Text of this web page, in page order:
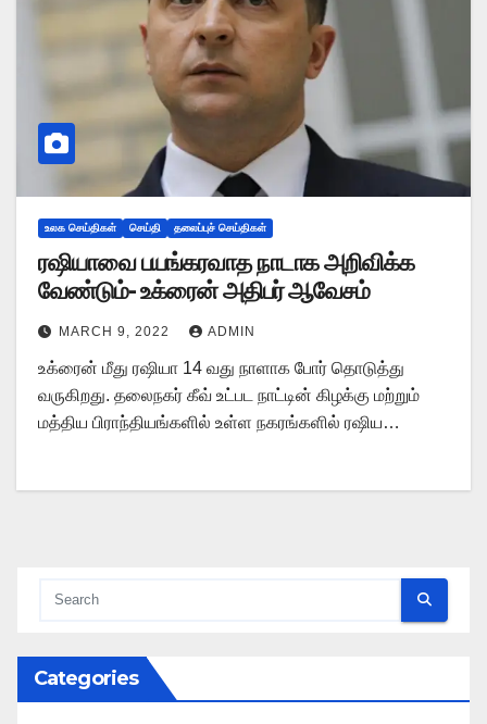
உலக செய்திகள் செய்தி தலைப்புச் செய்திகள்
ரஷியாவை பயங்கரவாத நாடாக அறிவிக்க
வேண்டும்- உக்ரைன் அதிபர் ஆவேசம்
MARCH 9, 2022 ADMIN
உக்ரைன் மீது ரஷியா 14 வது நாளாக போர் தொடுத்து
வருகிறது. தலைநகர் கீவ் உட்பட நாட்டின் கிழக்கு மற்றும்
மத்திய பிராந்தியங்களில் உள்ள நகரங்களில் ரஷிய…
Categories